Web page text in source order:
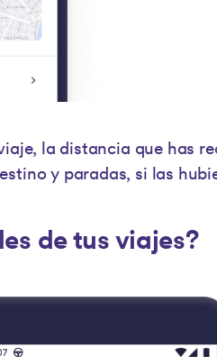
la distancia que has
y paradas, si las
de tus viajes?